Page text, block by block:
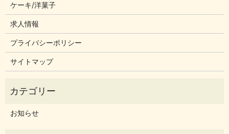
ケーキ/洋菓子
求人情報
プライバシーポリシー
サイトマップ
お知らせ